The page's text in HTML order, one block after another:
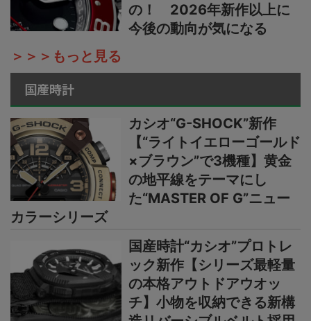
の！ 2026年新作以上に
今後の動向が気になる
＞＞＞もっと見る
国産時計
カシオ“G-SHOCK”新作
【“ライトイエローゴールド
×ブラウン”で3機種】黄金
の地平線をテーマにし
た“MASTER OF G”ニュー
カラーシリーズ
国産時計“カシオ”プロトレ
ック新作【シリーズ最軽量
の本格アウトドアウオッ
チ】小物を収納できる新構